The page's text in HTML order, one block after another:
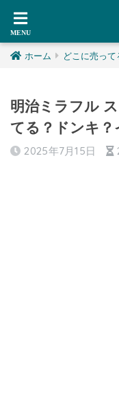
ホーム どこに売っ
明治ミラフル
てる？ドンキ？
2025年7月15日